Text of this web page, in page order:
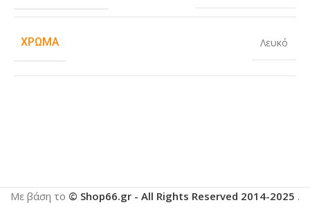
ΧΡΏΜΑ Λευκό
Με βάση το © Shop66.gr - All Rights Reserved 2014-2025 .